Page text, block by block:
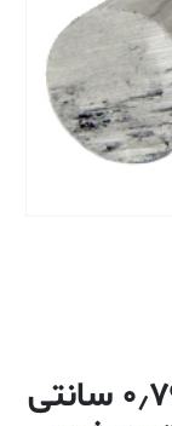
میل گرد آلومینیوم – ۰٫۷۹۳۸ سانتی